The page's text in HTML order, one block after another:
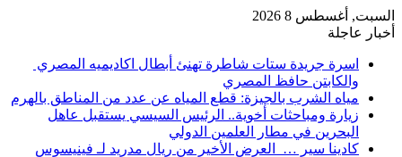
السبت, أغسطس 8 2026
أخبار عاجلة
اسرة جريدة ستات شاطرة تهنئ أبطال اكاديميه المصري
والكابتن حافظ المصري
مياه الشرب بالجيزة: قطع المياه عن عدد من المناطق بالهرم
زيارة ومباحثات أخوية.. الرئيس السيسي يستقبل عاهل
البحرين في مطار العلمين الدولي
كادينا سير … العرض الأخير من ريال مدريد لـ فينيسوس